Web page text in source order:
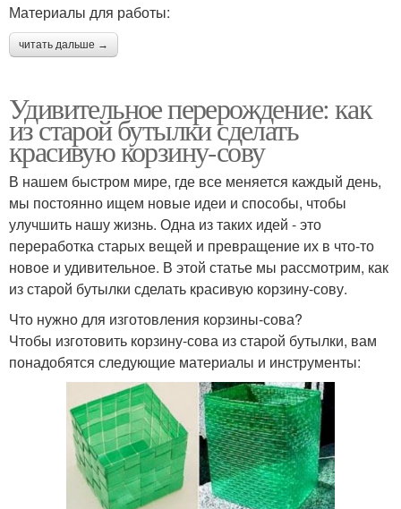
Материалы для работы:
читать дальше →
Удивительное перерождение: как
из старой бутылки сделать
красивую корзину-сову
В нашем быстром мире, где все меняется каждый день,
мы постоянно ищем новые идеи и способы, чтобы
улучшить нашу жизнь. Одна из таких идей - это
переработка старых вещей и превращение их в что-то
новое и удивительное. В этой статье мы рассмотрим, как
из старой бутылки сделать красивую корзину-сову.
Что нужно для изготовления корзины-сова?
Чтобы изготовить корзину-сова из старой бутылки, вам
понадобятся следующие материалы и инструменты: